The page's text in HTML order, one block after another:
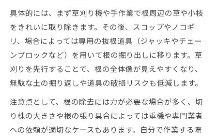
具体的には、まず草刈り機や手作業で根周辺の草や小枝
をきれいに取り除きます。その後、スコップやノコギ
リ、場合によっては専用の抜根道具（ジャッキやチェー
ンブロックなど）を用いて根の掘り出しに移ります。草
刈りを先行することで、根の全体像が見えやすくなり、
無駄な土の掘り返しや道具の破損リスクも低減します。
注意点として、根の除去には力が必要な場合が多く、切
り株の大きさや根の張り具合によっては重機や専門業者
への依頼が適切なケースもあります。自分で作業する際